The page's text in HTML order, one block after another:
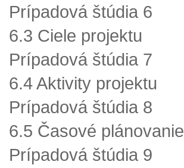
Prípadová štúdia 6
6.3 Ciele projektu
Prípadová štúdia 7
6.4 Aktivity projektu
Prípadová štúdia 8
6.5 Časové plánovanie
Prípadová štúdia 9